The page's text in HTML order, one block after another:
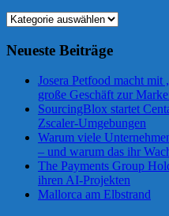
Kategorien
Neueste Beiträge
Josera Petfood macht mit
große Geschäft zur
SourcingBlox startet
Zscaler-Umgebungen
Warum viele
– und warum das ihr
The Payments Group
ihren AI-Projekten
Mallorca am Elbstrand